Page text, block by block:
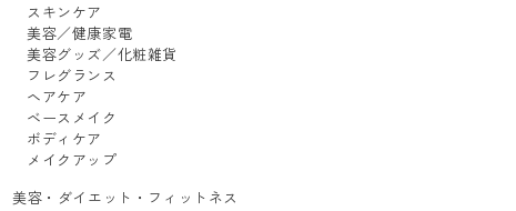
スキンケア
美容／健康家電
美容グッズ／化粧雑貨
フレグランス
ヘアケア
ベースメイク
ボディケア
メイクアップ
美容・ダイエット・フィットネス